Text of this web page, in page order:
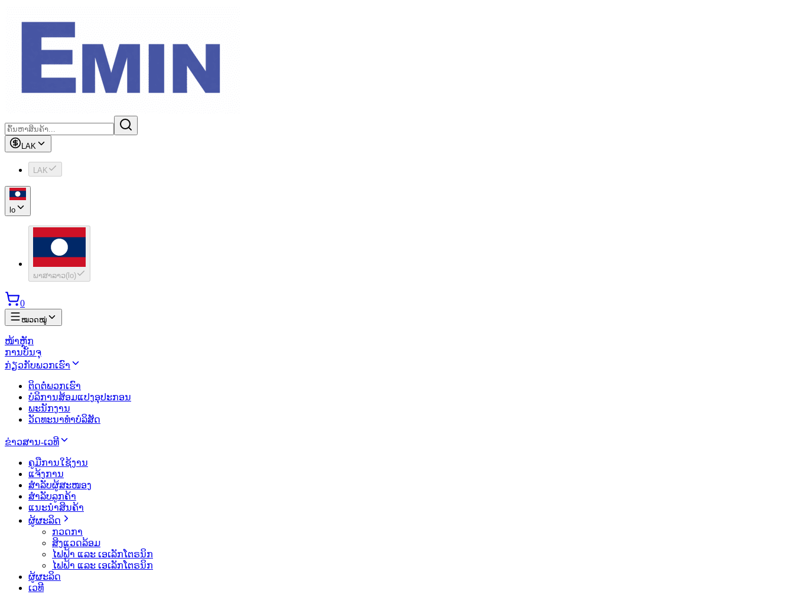
LAK
LAK
lo
ພາສາລາວ( lo)
0
ໝວດໝູ່
ໜ້າຫຼັກ
ການບັນຈຸ
ກ່ຽວກັບພວກເຮົາ
ຕິດຕໍ່ພວກເຮົາ
ບໍລິການສ້ອມແປງອຸປະກອນ
ພະນັກງານ
ວັດທະນາທຳບໍລິສັດ
ຂ່າວສານ-ເວທີ
ຄູມືການໃຊ້ງານ
ແຈ້ງການ
ສຳລັບຜູ້ສະໜອງ
ສຳລັບລູກຄ້າ
ແນະນຳສິນຄ້າ
ຜູ້ຜະລິດ
ກວດກາ
ສິງແວດລ້ອມ
ໄຟຟ້າ ແລະ ເອເລັກໂຕຣນິກ
ໄຟຟ້າ ແລະ ເອເລັກໂຕຣນິກ
ຜູ້ຜະລິດ
ເວທີ